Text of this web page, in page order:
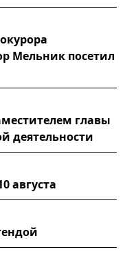
Мельник посетил
главы
деятельности
августа